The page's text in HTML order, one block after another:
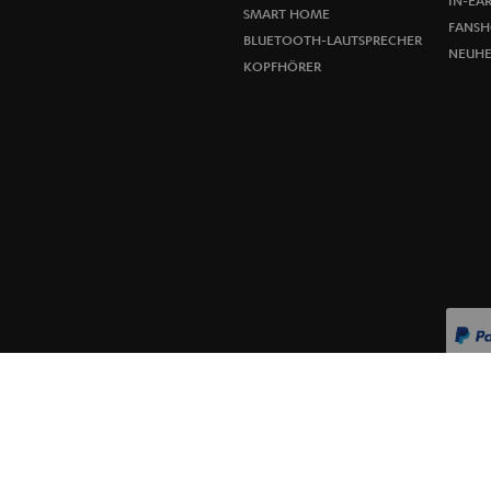
SMART HOME
BLUETOOTH-LAUTSPRECHER
KOPFHÖRER